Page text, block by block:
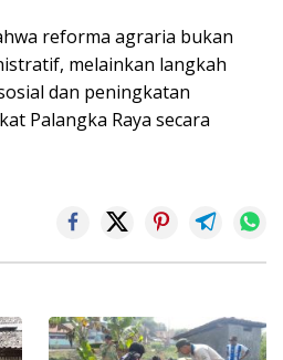
reforma agraria bukan
melainkan langkah
dan peningkatan
Palangka Raya secara